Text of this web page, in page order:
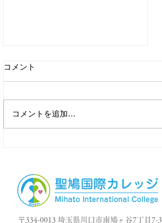
日本語能力試験まで…
コメント
コメントを追加…
〒334-0013 埼玉県川口市南鳩ヶ谷7丁目7-3